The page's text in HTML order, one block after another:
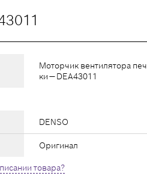
Моторчик вентилятора печ
ки — DEA43011
DENSO
Оригинал
товара?